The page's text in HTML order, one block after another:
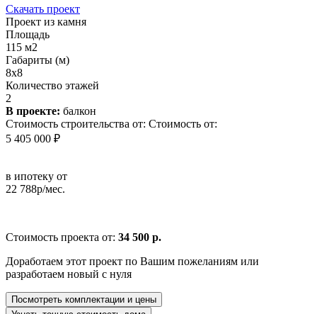
Скачать проект
Проект из камня
Площадь
115 м2
Габариты (м)
8х8
Количество этажей
2
В проекте: балкон
Стоимость строительства от: Стоимость от:
5 405 000 ₽
в ипотеку от
22 788р/мес.
Стоимость проекта от: 34 500 р.
Доработаем этот проект по Вашим пожеланиям или
разработаем новый с нуля
Посмотреть комплектации и цены